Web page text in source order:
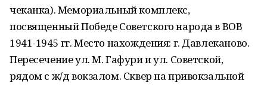
чеканка). Мемориальный комплекс,
посвященный Победе Советского народа в ВОВ
1941-1945 гг. Место нахождения: г. Давлеканово.
Пересечение ул. М. Гафури и ул. Советской,
рядом с ж/д вокзалом. Сквер на привокзальной